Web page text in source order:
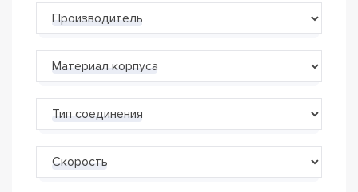
Производитель
Материал корпуса
Тип соединения
Скорость